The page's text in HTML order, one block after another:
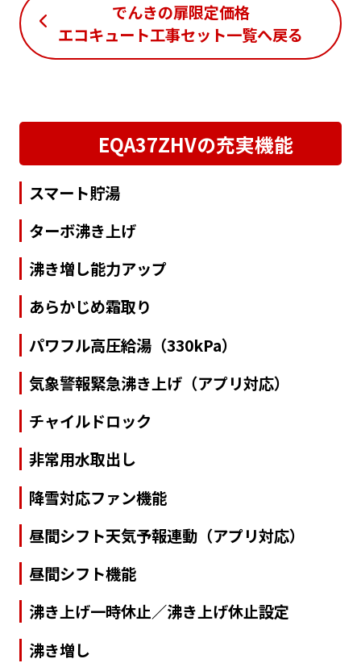
でんきの扉限定価格
エコキュート工事セット一覧へ戻る
EQA37ZHVの充実機能
スマート貯湯
ターボ沸き上げ
沸き増し能力アップ
あらかじめ霜取り
パワフル高圧給湯（330kPa）
気象警報緊急沸き上げ（アプリ対応）
チャイルドロック
非常用水取出し
降雪対応ファン機能
昼間シフト天気予報連動（アプリ対応）
昼間シフト機能
沸き上げ一時休止／沸き上げ休止設定
沸き増し